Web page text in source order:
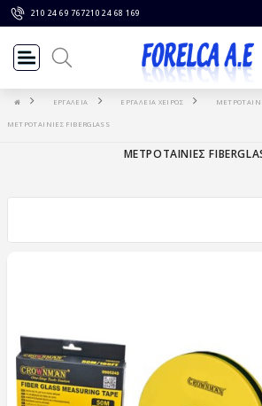
210 24 69 767210 24 68 169
ΕΡΓΑΛΕΙΑ ΕΡΓΑΛΕΙΑ ΧΕΙΡΟΣ
ΜΕΤΡΟΤΑΙΝΙΕΣ FIBERGLASS
ΜΕΤΡΟΤΑΙΝΙΕΣ